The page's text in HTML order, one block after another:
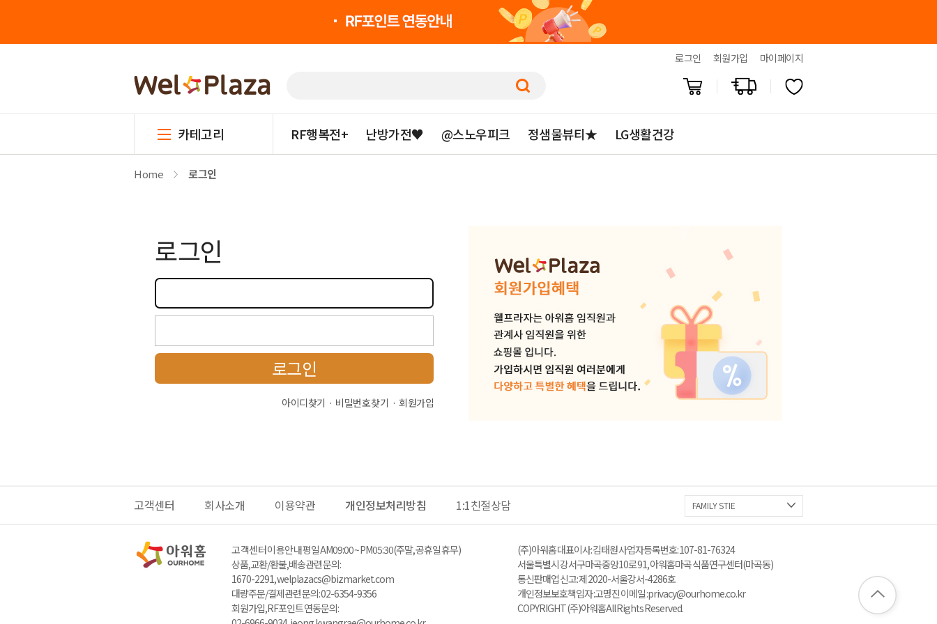
로그인 회원가입 마이페이지
카테고리 RF행복전+ 난방가전♥ @스노우피크 정샘물뷰티★ LG생활건강
Home 로그인
로그인
로그인
아이디찾기 비밀번호 찾기 회원가입
고객센터 회사소개 이용약관 개인정보처리방침 1:1친절상담 FAMILY STIE
고객센터 이용안내평일 AM 09:00 ~ PM05:30 (주말, 공휴일 휴무)
상품,교환/환불,배송관련 문의 :
1670-2291, welplazacs@bizmarket.com
대량주문/결제관련 문의 : 02-6354-9356
회원가입,RF포인트 연동 문의:
(주)아워홈 대표이사 : 김태원 사업자등록번호 : 107-81-76324
서울특별시 강서구 마곡중앙10로 91, 아워홈 마곡 식품연구센터(마곡동)
통신판매업 신고 : 제 2020-서울강서-4286호
개인정보보호책임자 : 고명진 이메일 : privacy@ourhome.co.kr
COPYRIGHT (주)아워홈 All Rights Reserved.